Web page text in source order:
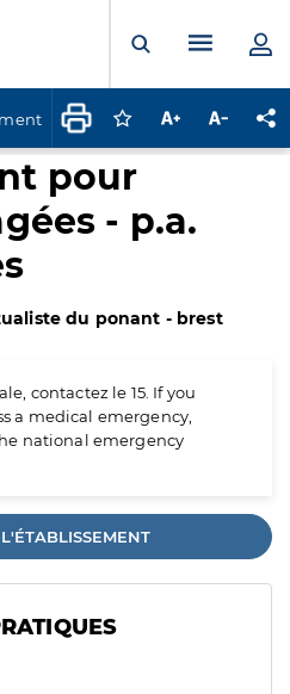
Ouvrir laMenu
Connectez-vous
Augmenter la
pour
- p.a.
du ponant - brest
contactez le 15. If you
a medical emergency,
national emergency